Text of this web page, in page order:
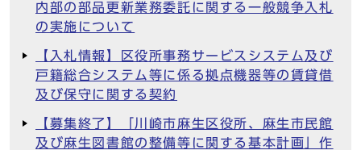
内部の部品更新業務委託に関する一般競争入札
の実施について
【入札情報】区役所事務サービスシステム及び
戸籍総合システム等に係る拠点機器等の賃貸借
及び保守に関する契約
【募集終了】「川崎市麻生区役所、麻生市民館
及び麻生図書館の整備等に関する基本計画」作